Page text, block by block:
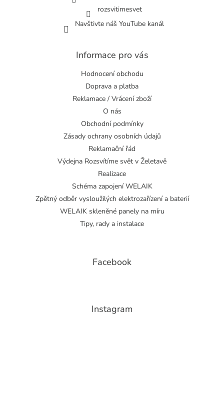
rozsvitimesvet
Navštivte náš YouTube kanál
Informace pro vás
Hodnocení obchodu
Doprava a platba
Reklamace / Vrácení zboží
O nás
Obchodní podmínky
Zásady ochrany osobních údajů
Reklamační řád
Výdejna Rozsvítíme svět v Želetavě
Realizace
Schéma zapojení WELAIK
Zpětný odběr vysloužilých elektrozařízení a baterií
WELAIK skleněné panely na míru
Tipy, rady a instalace
Facebook
Instagram